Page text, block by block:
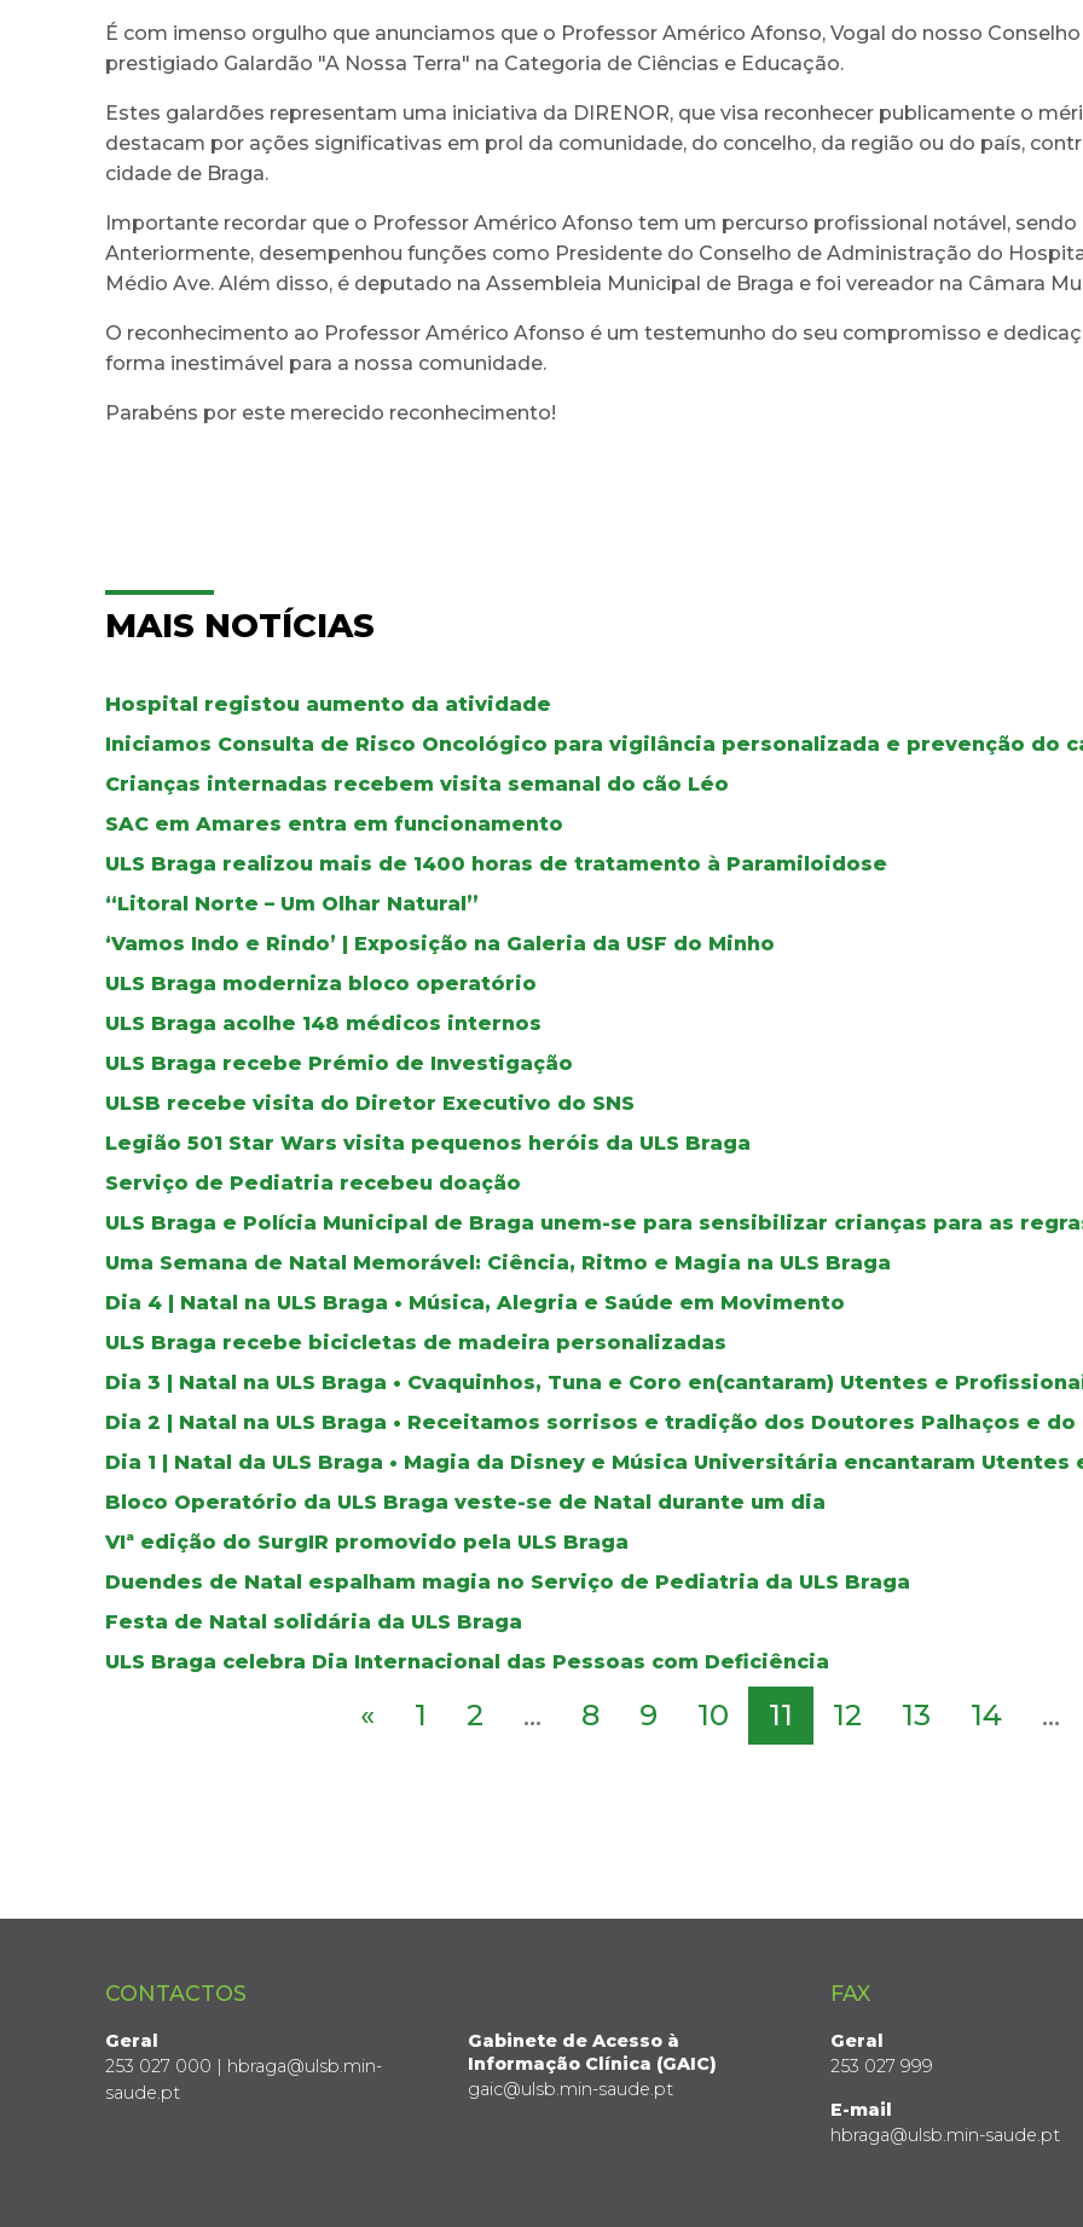
É com imenso orgulho que anunciamos que o Professor Américo Afonso, Vogal do nosso
prestigiado Galardão "A Nossa Terra" na Categoria de Ciências e Educação.
Estes galardões representam uma iniciativa da DIRENOR, que visa reconhecer publicamente o
destacam por ações significativas em prol da comunidade, do concelho, da região ou do país,
cidade de Braga.
Importante recordar que o Professor Américo Afonso tem um percurso profissional notável,
Anteriormente, desempenhou funções como Presidente do Conselho de Administração do
Médio Ave. Além disso, é deputado na Assembleia Municipal de Braga e foi vereador na Câmara
O reconhecimento ao Professor Américo Afonso é um testemunho do seu compromisso e
forma inestimável para a nossa comunidade.
Parabéns por este merecido reconhecimento!
MAIS NOTÍCIAS
Hospital registou aumento da atividade
Iniciamos Consulta de Risco Oncológico para vigilância personalizada e prevenção do
Crianças internadas recebem visita semanal do cão Léo
SAC em Amares entra em funcionamento
ULS Braga realizou mais de 1400 horas de tratamento à Paramiloidose
“Litoral Norte – Um Olhar Natural”
‘Vamos Indo e Rindo’ | Exposição na Galeria da USF do Minho
ULS Braga moderniza bloco operatório
ULS Braga acolhe 148 médicos internos
ULS Braga recebe Prémio de Investigação
ULSB recebe visita do Diretor Executivo do SNS
Legião 501 Star Wars visita pequenos heróis da ULS Braga
Serviço de Pediatria recebeu doação
ULS Braga e Polícia Municipal de Braga unem-se para sensibilizar crianças para as
Uma Semana de Natal Memorável: Ciência, Ritmo e Magia na ULS Braga
Dia 4 | Natal na ULS Braga • Música, Alegria e Saúde em Movimento
ULS Braga recebe bicicletas de madeira personalizadas
Dia 3 | Natal na ULS Braga • Cvaquinhos, Tuna e Coro en(cantaram) Utentes e
Dia 2 | Natal na ULS Braga • Receitamos sorrisos e tradição dos Doutores Palhaços e do
Dia 1 | Natal da ULS Braga • Magia da Disney e Música Universitária encantaram
Bloco Operatório da ULS Braga veste-se de Natal durante um dia
VIª edição do SurgIR promovido pela ULS Braga
Duendes de Natal espalham magia no Serviço de Pediatria da ULS Braga
Festa de Natal solidária da ULS Braga
ULS Braga celebra Dia Internacional das Pessoas com Deficiência
« 1 2 ... 8 9 10 11 12 13 14 ...
CONTACTOS
Geral
253 027 000 | hbraga@ulsb.min-
saude.pt
Gabinete de Acesso à
Informação Clínica (GAIC)
gaic@ulsb.min-saude.pt
FAX
Geral
253 027 999
E-mail
hbraga@ulsb.min-saude.pt